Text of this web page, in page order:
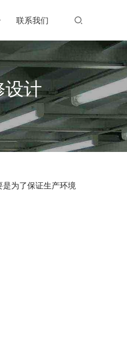
联系我们
设计
为了保证生产环境